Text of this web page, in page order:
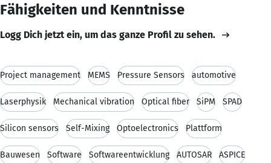
Fähigkeiten und Kenntnisse
Logg Dich jetzt ein, um das ganze Profil zu sehen.
Project management MEMS Pressure Sensors automotive
Laserphysik Mechanical vibration Optical fiber SiPM SPAD
Silicon sensors Self-Mixing Optoelectronics Plattform
Bauwesen Software Softwareentwicklung AUTOSAR ASPICE